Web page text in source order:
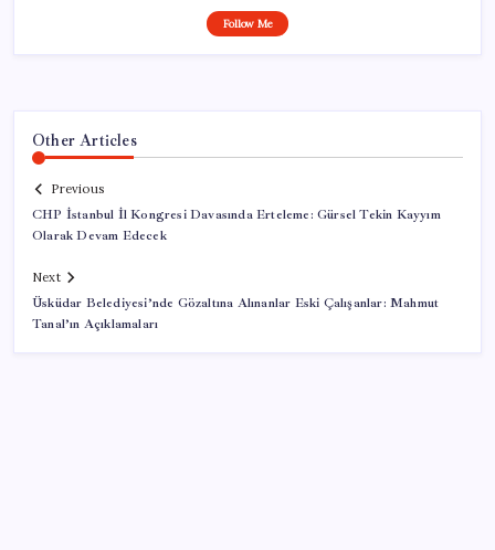
Follow Me
Other Articles
Previous
CHP İstanbul İl Kongresi Davasında Erteleme: Gürsel Tekin Kayyım
Olarak Devam Edecek
Next
Üsküdar Belediyesi’nde Gözaltına Alınanlar Eski Çalışanlar: Mahmut
Tanal’ın Açıklamaları